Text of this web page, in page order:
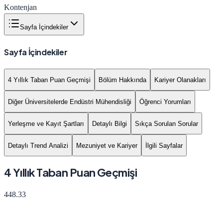
Kontenjan
Sayfa İçindekiler
Sayfa İçindekiler
4 Yıllık Taban Puan Geçmişi Bölüm Hakkında Kariyer Olanakları
Diğer Üniversitelerde Endüstri Mühendisliği Öğrenci Yorumları
Yerleşme ve Kayıt Şartları Detaylı Bilgi Sıkça Sorulan Sorular
Detaylı Trend Analizi Mezuniyet ve Kariyer İlgili Sayfalar
4 Yıllık Taban Puan Geçmişi
448.33